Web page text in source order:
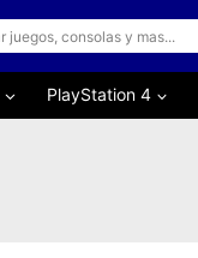
PlayStation 4